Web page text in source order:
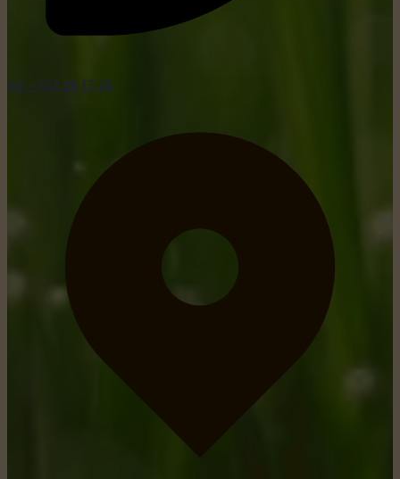
tel: +352 26 15 26